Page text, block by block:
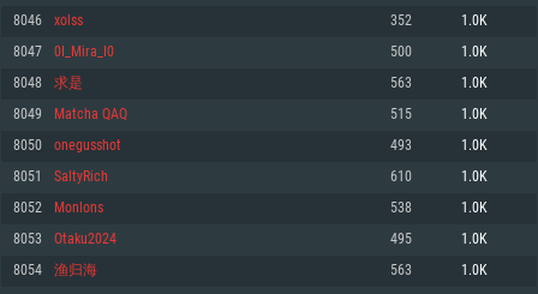
최소사양
운영체제: Windows 10 (64 bit)
프로세서: 2.2 GHz 듀얼코어 이상
메모리: 4GB
그래픽 카드: DirectX 11 이상을 지원하는 AMD Radeon 77XX / NVIDIA
GeForce GT 660. 최소 사양 해상도: 720p
네트워크: 브로드밴드 인터넷
여유 저장 공간: 22.1 GB (최소 클라이언트)
최소사양
운영체제: Mac OS Big Sur 11.0
프로세서: 최소 2.2 GHz의 Core i5 (Intel Xeon 은 지원하지 않습니다)
메모리: 6 GB
그래픽 카드: Metal 을 지원하는 Intel Iris Pro 5200 (Mac), 혹은 이와 비슷한 성
능을 가지는 Mac 버전의 AMD/Nvidia. 최소 해상도: 720p
네트워크: 브로드밴드 인터넷
여유 저장 공간: 22.1 GB (최소 클라이언트)
최소사양
운영체제: 64bit Linux 중 최신 버전
프로세서: 2.4 GHz 듀얼코어
메모리: 4 GB
그래픽 카드: Vulkan 을 지원하고, 최신 그래픽 드라이버를 지원하는 NVIDIA
660 (6개월 미만) 혹은 그와 동급의 성능을 가지며 최신 그래픽 드라이버를 지
원하는 AMD (6개월 미만; 최소사양 지원 해상도 720p)
네트워크: 브로드밴드 인터넷
여유 저장 공간: 22.1 GB (최소 클라이언트)
8046 xolss 352 1.0K
8047 0I_Mira_I0 500 1.0K
8048 求是 563 1.0K
8049 Matcha QAQ 515 1.0K
8050 onegusshot 493 1.0K
8051 SaltyRich 610 1.0K
8052 Monlons 538 1.0K
8053 Otaku2024 495 1.0K
8054 渔归海 563 1.0K